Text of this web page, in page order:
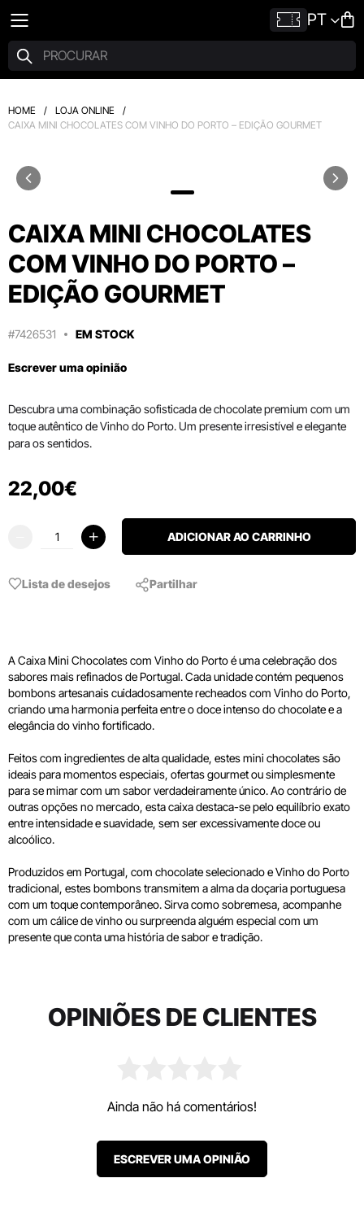
PT
HOME / LOJA ONLINE
/
CAIXA MINI CHOCOLATES COM VINHO DO PORTO – EDIÇÃO GOURMET
CAIXA MINI CHOCOLATES
COM VINHO DO PORTO –
EDIÇÃO GOURMET
#7426531 EM STOCK
Escrever uma opinião
Descubra uma combinação sofisticada de chocolate premium com um
toque autêntico de Vinho do Porto. Um presente irresistível e elegante
para os sentidos.
22,00€
ADICIONAR AO CARRINHO
Lista de desejos Partilhar
A Caixa Mini Chocolates com Vinho do Porto é uma celebração dos
sabores mais refinados de Portugal. Cada unidade contém pequenos
bombons artesanais cuidadosamente recheados com Vinho do Porto,
criando uma harmonia perfeita entre o doce intenso do chocolate e a
elegância do vinho fortificado.
Feitos com ingredientes de alta qualidade, estes mini chocolates são
ideais para momentos especiais, ofertas gourmet ou simplesmente
para se mimar com um sabor verdadeiramente único. Ao contrário de
outras opções no mercado, esta caixa destaca-se pelo equilíbrio exato
entre intensidade e suavidade, sem ser excessivamente doce ou
alcoólico.
Produzidos em Portugal, com chocolate selecionado e Vinho do Porto
tradicional, estes bombons transmitem a alma da doçaria portuguesa
com um toque contemporâneo. Sirva como sobremesa, acompanhe
com um cálice de vinho ou surpreenda alguém especial com um
presente que conta uma história de sabor e tradição.
OPINIÕES DE CLIENTES
Ainda não há comentários!
ESCREVER UMA OPINIÃO